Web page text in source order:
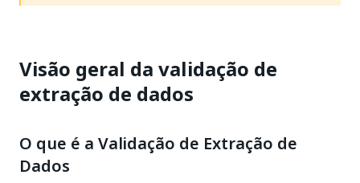
Visão geral da validação de
extração de dados
O que é a Validação de Extração de
Dados